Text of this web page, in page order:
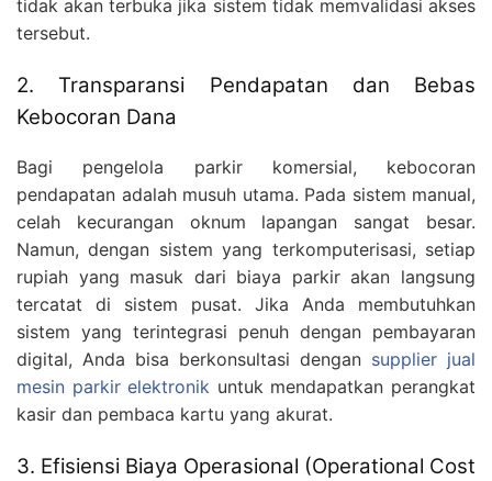
tidak akan terbuka jika sistem tidak memvalidasi akses
tersebut.
2. Transparansi Pendapatan dan Bebas
Kebocoran Dana
Bagi pengelola parkir komersial, kebocoran
pendapatan adalah musuh utama. Pada sistem manual,
celah kecurangan oknum lapangan sangat besar.
Namun, dengan sistem yang terkomputerisasi, setiap
rupiah yang masuk dari biaya parkir akan langsung
tercatat di sistem pusat. Jika Anda membutuhkan
sistem yang terintegrasi penuh dengan pembayaran
digital, Anda bisa berkonsultasi dengan supplier jual
mesin parkir elektronik untuk mendapatkan perangkat
kasir dan pembaca kartu yang akurat.
3. Efisiensi Biaya Operasional (Operational Cost